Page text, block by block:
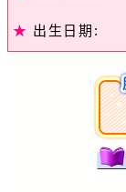
★ 出生日期: